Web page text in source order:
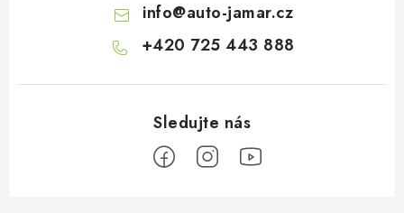
info@auto-jamar.cz
+420 725 443 888